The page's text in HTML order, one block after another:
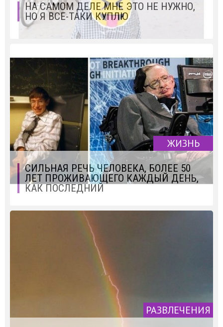
НА САМОМ ДЕЛЕ МНЕ ЭТО НЕ НУЖНО,
НО Я ВСЕ-ТАКИ КУПЛЮ
ЖИЗНЬ
СИЛЬНАЯ РЕЧЬ ЧЕЛОВЕКА, БОЛЕЕ 50
ЛЕТ ПРОЖИВАЮЩЕГО КАЖДЫЙ ДЕНЬ,
КАК ПОСЛЕДНИЙ
РАЗВЛЕЧЕНИЯ